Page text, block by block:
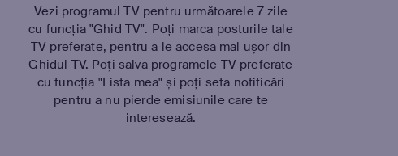
Vezi programul TV pentru următoarele 7 zile
cu funcția "Ghid TV". Poți marca posturile tale
TV preferate, pentru a le accesa mai ușor din
Ghidul TV. Poți salva programele TV preferate
cu funcția "Lista mea" și poți seta notificări
pentru a nu pierde emisiunile care te
interesează.